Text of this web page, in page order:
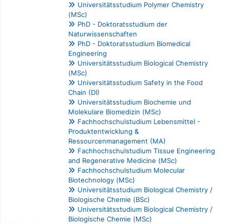
Universitätsstudium Polymer Chemistry
(MSc)
PhD - Doktoratsstudium der
Naturwissenschaften
PhD - Doktoratsstudium Biomedical
Engineering
Universitätsstudium Biological Chemistry
(MSc)
Universitätsstudium Safety in the Food
Chain (DI)
Universitätsstudium Biochemie und
Molekulare Biomedizin (MSc)
Fachhochschulstudium Lebensmittel -
Produktentwicklung &
Ressourcenmanagement (MA)
Fachhochschulstudium Tissue Engineering
and Regenerative Medicine (MSc)
Fachhochschulstudium Molecular
Biotechnology (MSc)
Universitätsstudium Biological Chemistry /
Biologische Chemie (BSc)
Universitätsstudium Biological Chemistry /
Biologische Chemie (MSc)